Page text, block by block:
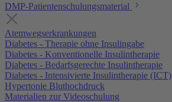
DMP-Patientenschulungsmaterial
Atemwegserkrankungen
Diabetes - Therapie ohne Insulingabe
Diabetes - Konventionelle Insulintherapie
Diabetes - Bedarfsgerechte Insulintherapie
Diabetes - Intensivierte Insulintherapie (ICT)
Hypertonie Bluthochdruck
Materialien zur Videoschulung